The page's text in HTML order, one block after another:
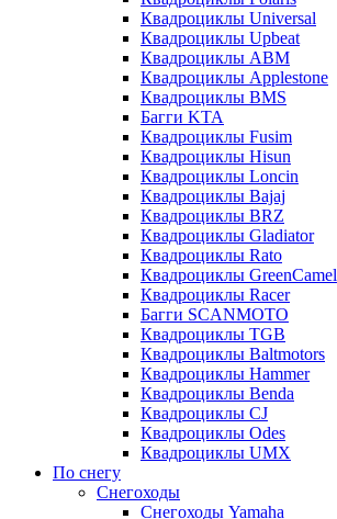
Квадроциклы Universal
Квадроциклы Upbeat
Квадроциклы ABM
Квадроциклы Applestone
Квадроциклы BMS
Багги KTA
Квадроциклы Fusim
Квадроциклы Hisun
Квадроциклы Loncin
Квадроциклы Bajaj
Квадроциклы BRZ
Квадроциклы Gladiator
Квадроциклы Rato
Квадроциклы GreenCamel
Квадроциклы Racer
Багги SCANMOTO
Квадроциклы TGB
Квадроциклы Baltmotors
Квадроциклы Hammer
Квадроциклы Benda
Квадроциклы CJ
Квадроциклы Odes
Квадроциклы UMX
По снегу
Снегоходы
Снегоходы Yamaha